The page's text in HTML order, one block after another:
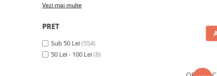
Solutii de scos pete
Tablete & Capsule
Produse Dezinfectante-
Antibacteriene
Vezi mai multe
PRET
Sub 50 Lei(554)
50 Lei - 100 Lei(8)